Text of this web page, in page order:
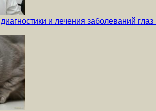
и лечения заболеваний